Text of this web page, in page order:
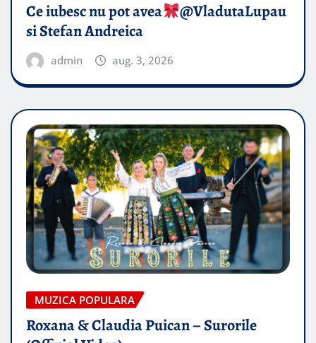
Ce iubesc nu pot avea
​@VladutaLupau
si Stefan Andreica
admin aug. 3, 2026
MUZICA POPULARA
Roxana & Claudia Puican – Surorile